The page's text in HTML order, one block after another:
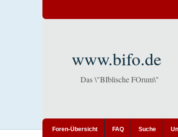
www.bifo.de
Das \"BIblische FOrum\"
Foren-Übersicht FAQ Suche